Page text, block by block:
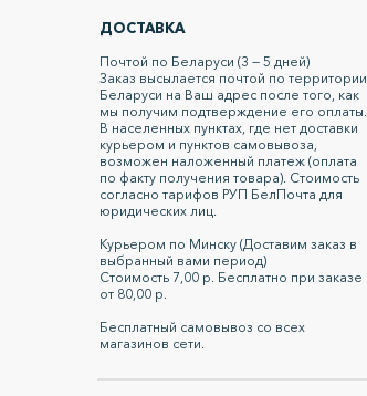
ДОСТАВКА
Почтой по Беларуси (3 — 5 дней)
Заказ высылается почтой по территории
Беларуси на Ваш адрес после того, как
мы получим подтверждение его оплаты.
В населенных пунктах, где нет доставки
курьером и пунктов самовывоза,
возможен наложенный платеж (оплата
по факту получения товара). Стоимость
согласно тарифов РУП БелПочта для
юридических лиц.
Курьером по Минску (Доставим заказ в
выбранный вами период)
Стоимость 7,00 р. Бесплатно при заказе
от 80,00 р.
Бесплатный самовывоз со всех
магазинов сети.